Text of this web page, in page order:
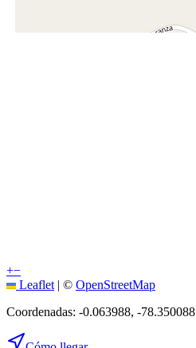
+−
Leaflet | © OpenStreetMap
Coordenadas: -0.063988, -78.350088